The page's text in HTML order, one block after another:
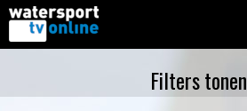
Motorboot-sloep Adverteren
Filters tonen